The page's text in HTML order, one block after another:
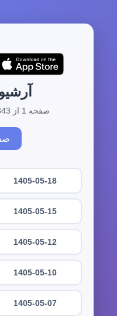
صفحه 1 از 343 | مجموع 3426 آرشیو
1405-05-18
1405-05-15
1405-05-12
1405-05-10
1405-05-07